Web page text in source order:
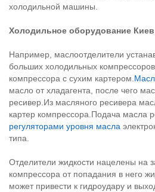
холодильной машины.
Холодильное оборудование Киев
Например, маслоотделители
больших холодильных
компрессора с сухим картером.
масло от хладагента, после чего
ресивер.Из масляного ресивера
картер компрессора.Подача масла
регуляторами уровня масла
типа.
Отделители жидкости нацелены на
компрессора от попадания в него
может привести к гидроудару и